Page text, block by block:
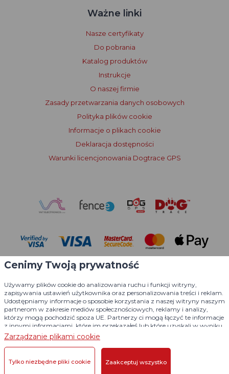
Ważne linki
Nasze certyfikaty
Do pobrania
Katalog produktów
Instrukcje
O naszej firmie
Zasady przetwarzania danych osobowych
Polityka plików cookie
Informacje o plikach cookie
Deklaracja dostępności
Warunki licencjonowania Dogtrace GPS
© 2004 - 2026 VNT electronics s.r.o., wszelkie prawa zastrzeżone
Projekt graficzny KošnarDesign.cz
CZECHGROUP.cz
Cenimy Twoją prywatność
Używamy plików cookie do analizowania ruchu i funkcji witryny,
zapisywania ustawień użytkownika oraz personalizowania treści i reklam.
Udostępniamy informacje o sposobie korzystania z naszej witryny naszym
partnerom w zakresie mediów społecznościowych, reklamy i analizy,
którzy mogą pochodzić spoza UE. Partnerzy ci mogą łączyć te informacje
z innymi informacjami, które im przekazałeś lub które uzyskali w wyniku
korzystania z ich usług. Szczegółowe informacje
Zarządzanie plikami cookie
Tylko niezbędne pliki cookie Zaakceptuj wszystko